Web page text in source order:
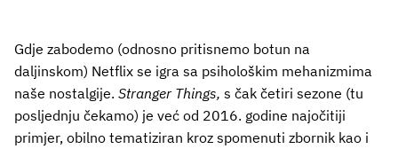
Gdje zabodemo (odnosno pritisnemo botun na
daljinskom) Netflix se igra sa psihološkim mehanizmima
naše nostalgije. Stranger Things, s čak četiri sezone (tu
posljednju čekamo) je već od 2016. godine najočitiji
primjer, obilno tematiziran kroz spomenuti zbornik kao i